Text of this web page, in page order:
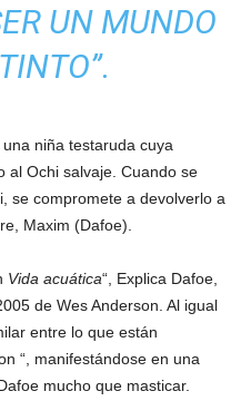
UN MUNDO
niña testaruda cuya
al Ochi salvaje. Cuando se
se compromete a devolverlo a
Maxim (Dafoe).
Vida acuática“, Explica Dafoe,
de Wes Anderson. Al igual
entre lo que están
“, manifestándose en una
mucho que masticar.